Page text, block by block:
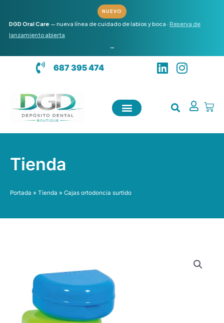
contenido
NUEVO
DGD Oral Care — nueva línea de cuidado de labios y boca · Reserva de
lanzamiento abierta
→
687 395 474
L
d
I
g
Tienda
Portada » Tienda » Cajas ortodoncia surtido